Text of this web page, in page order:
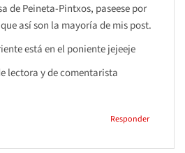
de Peineta-Pintxos, paseese por
así son la mayoría de mis post.
está en el poniente jejeeje
lectora y de comentarista
Responder